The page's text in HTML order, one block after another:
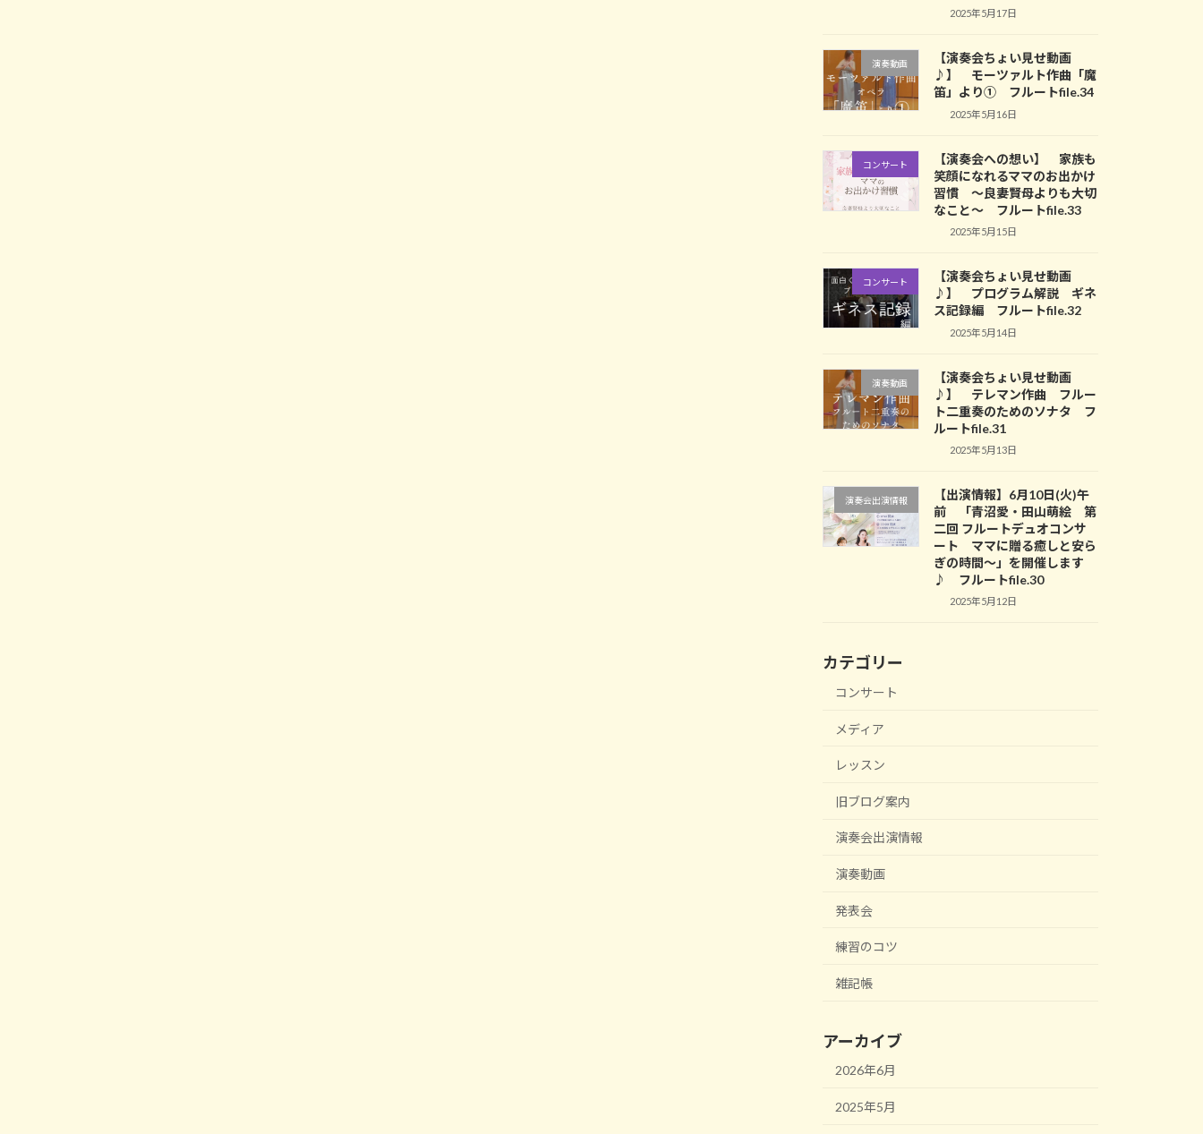
2025年5月17日
演奏動画
【演奏会ちょい見せ動画
♪】 モーツァルト作曲「魔
笛」より① フルートfile.34
2025年5月16日
コンサート
【演奏会への想い】 家族も
笑顔になれるママのお出かけ
習慣 ～良妻賢母よりも大切
なこと～ フルートfile.33
2025年5月15日
コンサート
【演奏会ちょい見せ動画
♪】 プログラム解説 ギネ
ス記録編 フルートfile.32
2025年5月14日
演奏動画
【演奏会ちょい見せ動画
♪】 テレマン作曲 フルー
ト二重奏のためのソナタ フ
ルートfile.31
2025年5月13日
演奏会出演情報
【出演情報】6月10日(火)午
前 「青沼愛・田山萌絵 第
二回 フルートデュオコンサ
ート ママに贈る癒しと安ら
ぎの時間～」を開催します
♪ フルートfile.30
2025年5月12日
カテゴリー
コンサート
メディア
レッスン
旧ブログ案内
演奏会出演情報
演奏動画
発表会
練習のコツ
雑記帳
アーカイブ
2026年6月
2025年5月